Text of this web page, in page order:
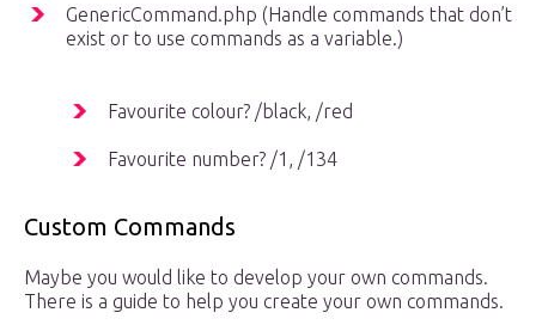
GenericCommand.php (Handle commands that don’t
exist or to use commands as a variable.)
Favourite colour? /black, /red
Favourite number? /1, /134
Custom Commands
Maybe you would like to develop your own commands.
There is a guide to help you create your own commands.